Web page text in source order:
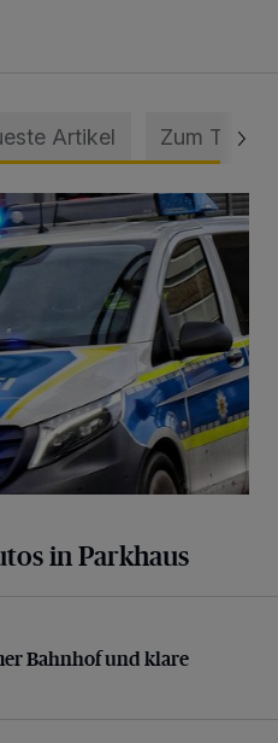
Artikel Zum Thema
in Parkhaus
Bahnhof und klare Ansage
Bahnhof und klare